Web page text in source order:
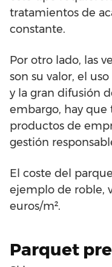
tratamientos de
constante.
Por otro lado, las
son su valor, el
y la gran difusión
embargo, hay
productos de
gestión
El coste del
ejemplo de roble,
euros/m².
Parquet